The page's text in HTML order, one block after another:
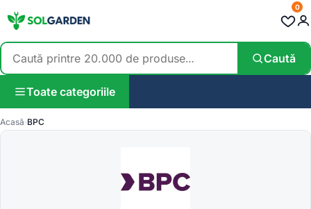
Caută
0
Toate categoriile
Acasă BPC